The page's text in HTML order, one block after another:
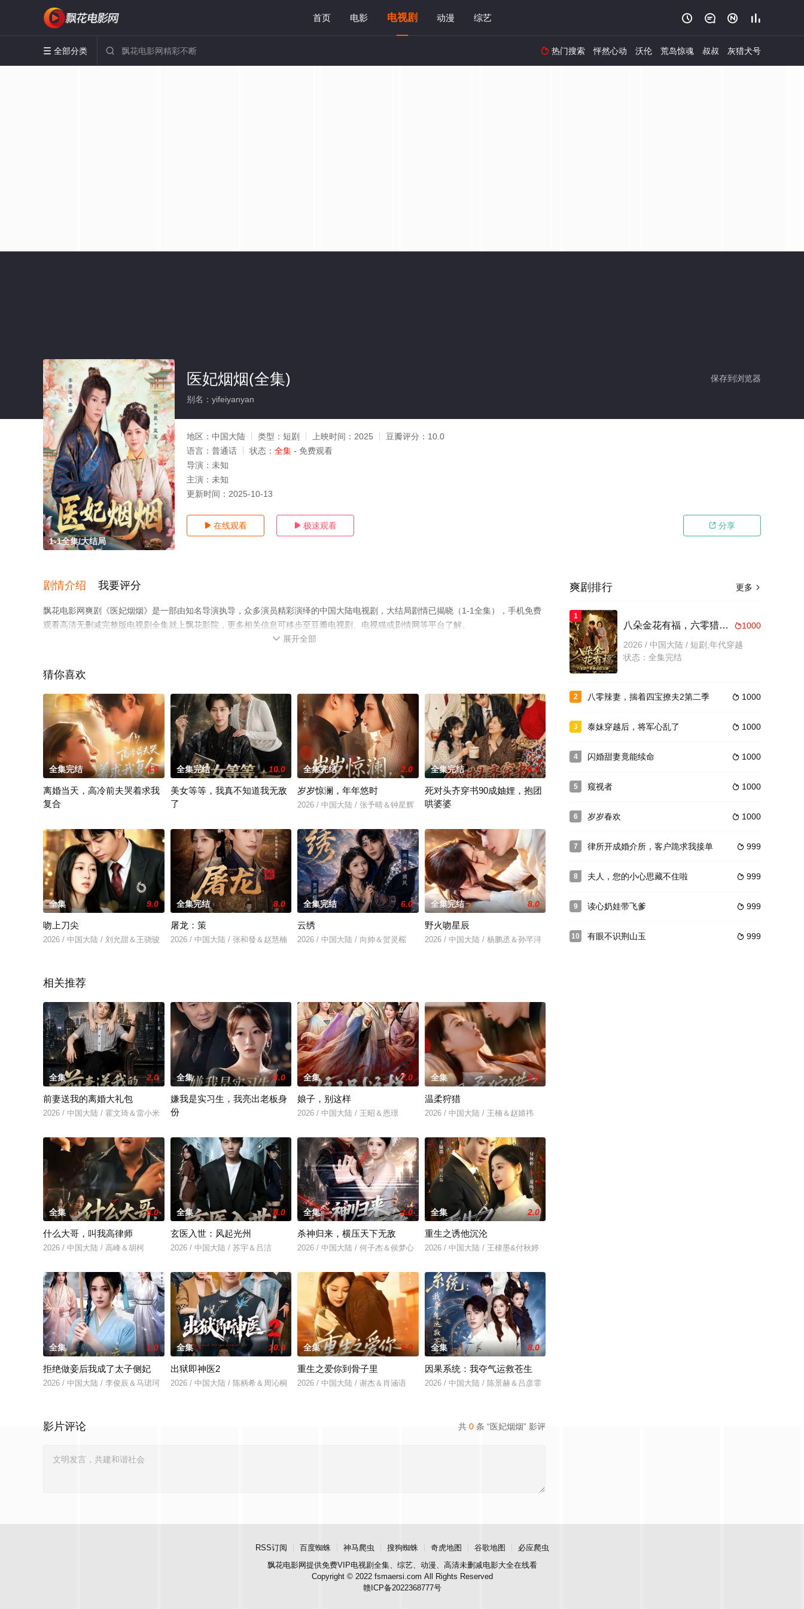
首页 电影 电视剧 动漫 综艺    
 全部分类   热门搜索 怦然心动 沃伦 荒岛惊魂 叔叔 灰猎犬号
1-1全集/大结局
保存到浏览器
医妃烟烟(全集)
别名：yifeiyanyan
地区： 中国大陆 类型： 短剧 上映时间： 2025 豆瓣评分： 10.0
语言： 普通话 状态： 全集 - 免费观看
导演： 未知
主演： 未知
更新时间： 2025-10-13
 在线观看  极速观看  分享
剧情介绍 我要评分
飘花电影网爽剧《医妃烟烟》是一部由知名导演执导，众多演员精彩演绎的中国大陆电视剧，大结局剧情已揭晓（1-1全集），手机免费
观看高清无删减完整版电视剧全集就上飘花影院，更多相关信息可移步至豆瓣电视剧、电视猫或剧情网等平台了解。
 展开全部
猜你喜欢
全集完结 4.0
离婚当天，高冷前夫哭着求我
复合
全集完结 10.0
美女等等，我真不知道我无敌
了
全集完结 2.0
岁岁惊澜，年年悠时
2026 / 中国大陆 / 张予晴＆钟星辉
全集完结 4.0
死对头齐穿书90成妯娌，抱团
哄婆婆
全集 9.0
吻上刀尖
2026 / 中国大陆 / 刘允甜＆王骁骏
全集完结 8.0
屠龙：策
2026 / 中国大陆 / 张和發＆赵慧楠
全集完结 6.0
云绣
2026 / 中国大陆 / 向帅＆贺灵榣
全集完结 8.0
野火吻星辰
2026 / 中国大陆 / 杨鹏丞＆孙芊浔
相关推荐
全集 2.0
前妻送我的离婚大礼包
2026 / 中国大陆 / 霍文琦＆雷小米
全集 4.0
嫌我是实习生，我亮出老板身
份
全集 7.0
娘子，别这样
2026 / 中国大陆 / 王昭＆恩璟
全集 5.0
温柔狩猎
2026 / 中国大陆 / 王楠＆赵婧祎
全集 8.0
什么大哥，叫我高律师
2026 / 中国大陆 / 高峰＆胡柯
全集 8.0
玄医入世：风起光州
2026 / 中国大陆 / 苏宇＆吕洁
全集 2.0
杀神归来，横压天下无敌
2026 / 中国大陆 / 何子杰＆侯梦心
全集 2.0
重生之诱他沉沦
2026 / 中国大陆 / 王棣墨&付秋婷
全集 1.0
拒绝做妾后我成了太子侧妃
2026 / 中国大陆 / 李俊辰＆马珺珂
全集 10.0
出狱即神医2
2026 / 中国大陆 / 陈柄希＆周沁桐
全集 6.0
重生之爱你到骨子里
2026 / 中国大陆 / 谢杰＆肖涵语
全集 8.0
因果系统：我夺气运救苍生
2026 / 中国大陆 / 陈景赫＆吕彦霏
共 0 条 “医妃烟烟” 影评
影片评论
更多 
爽剧排行
1
1000
八朵金花有福，六零猎户爹进山挖宝藏
2026 / 中国大陆 / 短剧,年代穿越
状态：全集完结
2  1000
八零辣妻，揣着四宝撩夫2第二季
3  1000
泰妹穿越后，将军心乱了
4  1000
闪婚甜妻竟能续命
5  1000
窥视者
6  1000
岁岁春欢
7  999
律所开成婚介所，客户跪求我接单
8  999
夫人，您的小心思藏不住啦
9  999
读心奶娃带飞爹
10  999
有眼不识荆山玉
RSS订阅 百度蜘蛛 神马爬虫 搜狗蜘蛛 奇虎地图 谷歌地图
必应爬虫
飘花电影网提供免费VIP电视剧全集、综艺、动漫、高清未删减电影大全在线看
Copyright © 2022 fsmaersi.com All Rights Reserved
赣ICP备2022368777号